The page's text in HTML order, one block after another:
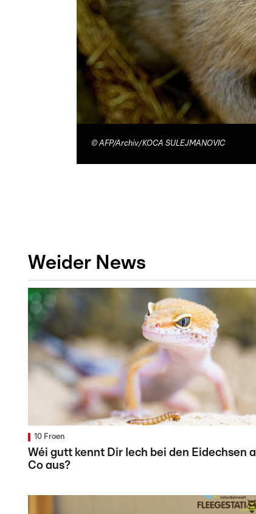
©AFP/Archiv/KOCA SULEJMANOVIC
Weider News
10 Froen
Wéi gutt kennt Dir Iech bei den Eidechsen a
Co aus?